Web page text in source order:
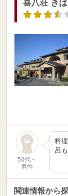
喜八荘 き
50代～
男性
料
呂
関連情報から